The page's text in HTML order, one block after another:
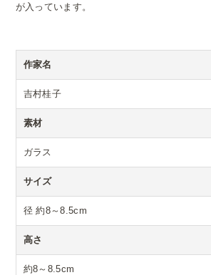
が入っています。
作家名
吉村桂子
素材
ガラス
サイズ
径 約8～8.5cm
高さ
約8～8.5cm